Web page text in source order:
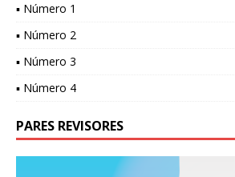
▪ Número 1
▪ Número 2
▪ Número 3
▪ Número 4
PARES REVISORES